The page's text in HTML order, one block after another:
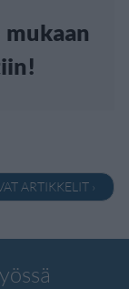
ARTIKKELIT ›